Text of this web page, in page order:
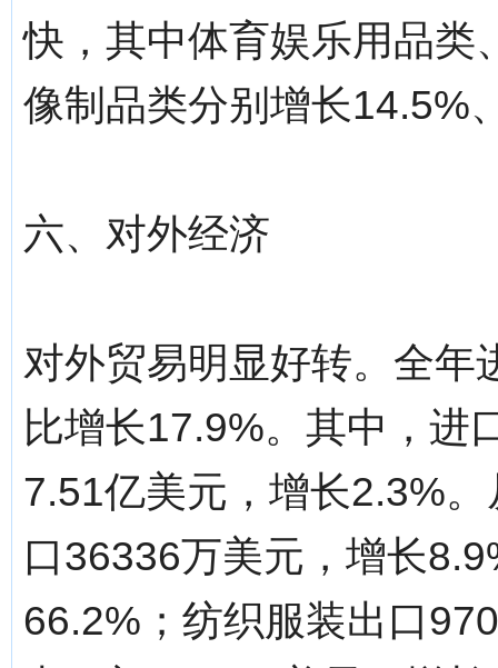
快，其中体育娱乐用品类
像制品类分别增长14.5%
六、对外经济
对外贸易明显好转。全年
比增长17.9%。其中，进
7.51亿美元，增长2.3%
口36336万美元，增长
66.2%；纺织服装出口